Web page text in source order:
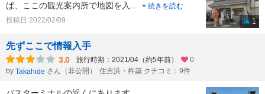
ば、ここの観光案内所で地図を入...
続きを読む
投稿日:2022/02/09
1
先ずここで情報入手
3.0 旅行時期：2021/04（約5年前）
0
by Takahide さん（非公開） 住吉浜・杵築 クチコミ：9件